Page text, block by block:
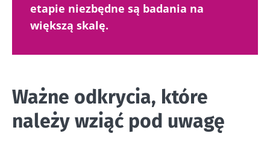
etapie niezbędne są badania na
większą skalę.
Ważne odkrycia, które
należy wziąć pod uwagę
Przekierowanie
Zamierzasz przekierować i opuszczać naszą
Bądź na bieżąco
Dołącz do społeczności mikrobioty i raz w
bieżąco z najnowszymi informacjami o
mikrobiocie
Chcę zaprenumerować inne wiadomości z
Biocodexu
Zapoznałem się i akceptuję ogólne warunki